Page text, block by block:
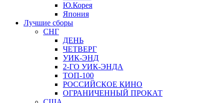
Ю.Корея
Япония
Лучшие сборы
СНГ
ДЕНЬ
ЧЕТВЕРГ
УИК-ЭНД
2-ГО УИК-ЭНДА
ТОП-100
РОССИЙСКОЕ КИНО
ОГРАНИЧЕННЫЙ ПРОКАТ